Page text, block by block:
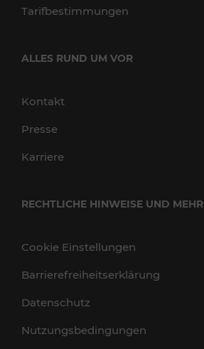
Tarifbestimmungen
ALLES RUND UM VOR
Kontakt
Presse
Karriere
RECHTLICHE HINWEISE UND MEHR
Cookie Einstellungen
Barrierefreiheitserklärung
Datenschutz
Nutzungsbedingungen